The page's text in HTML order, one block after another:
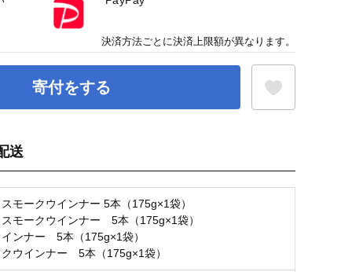
寄付をする
送
モークウインナー 5本（175g×1袋）
モークウインナー 5本（175g×1袋）
ンナー 5本（175g×1袋）
ウインナー 5本（175g×1袋）
決済方法ごとに決済上限額が異なります。